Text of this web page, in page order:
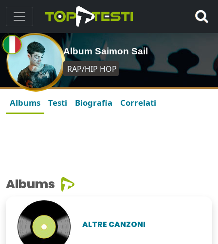
Album Saimon Sail
RAP/HIP HOP
Albums Testi Biografia Correlati
Albums
ALTRE CANZONI